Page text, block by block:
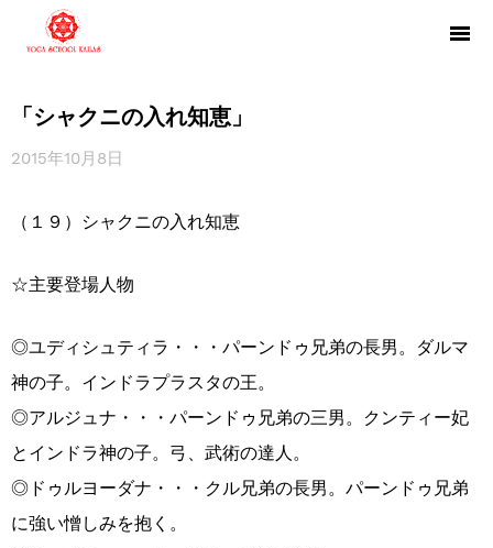
「シャクニの入れ知恵」
2015年10月8日
（１９）シャクニの入れ知恵
☆主要登場人物
◎ユディシュティラ・・・パーンドゥ兄弟の長男。ダルマ
神の子。インドラプラスタの王。
◎アルジュナ・・・パーンドゥ兄弟の三男。クンティー妃
とインドラ神の子。弓、武術の達人。
◎ドゥルヨーダナ・・・クル兄弟の長男。パーンドゥ兄弟
に強い憎しみを抱く。